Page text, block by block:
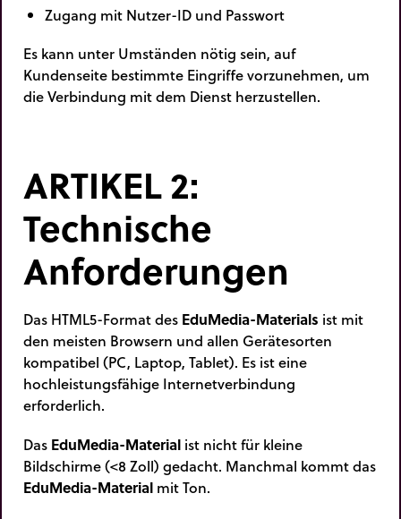
Zugang mit Nutzer-ID und Passwort
Es kann unter Umständen nötig sein, auf
Kundenseite bestimmte Eingriffe vorzunehmen, um
die Verbindung mit dem Dienst herzustellen.
ARTIKEL 2:
Technische
Anforderungen
Das HTML5-Format des EduMedia-Materials ist mit
den meisten Browsern und allen Gerätesorten
kompatibel (PC, Laptop, Tablet). Es ist eine
hochleistungsfähige Internetverbindung
erforderlich.
Das EduMedia-Material ist nicht für kleine
Bildschirme (<8 Zoll) gedacht. Manchmal kommt das
EduMedia-Material mit Ton.